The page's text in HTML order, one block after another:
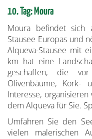
10. Tag: Moura
Moura befindet sich
Stausee Europas und
Alqueva-Stausee mit
km hat eine
geschaffen, die
Olivenbäume, Kork-
Interesse,
dem Alqueva für Sie.
Umfahren Sie den
vielen malerischen